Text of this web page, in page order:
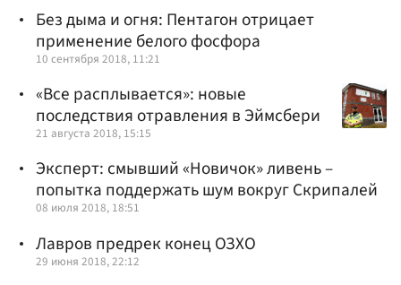
Без дыма и огня: Пентагон отрицает
применение белого фосфора
10 сентября 2018, 11:21
«Все расплывается»: новые
последствия отравления в Эймсбери
21 августа 2018, 15:15
Эксперт: смывший «Новичок» ливень –
попытка поддержать шум вокруг Скрипалей
08 июля 2018, 18:51
Лавров предрек конец ОЗХО
29 июня 2018, 22:12